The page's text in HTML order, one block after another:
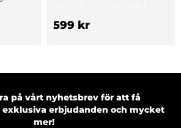
599 kr
på vårt nyhetsbrev för att få
erbjudanden och mycket
mer!